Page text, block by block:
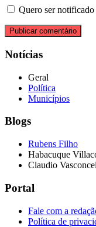
Quero ser
Notícias
Geral
Política
Municípios
Blogs
Rubens Filho
Habacuque
Claudio
Portal
Fale com a
Política de